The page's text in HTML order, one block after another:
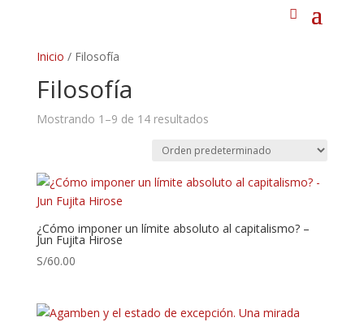
Inicio / Filosofía
Filosofía
Mostrando 1–9 de 14 resultados
¿Cómo imponer un límite absoluto al capitalismo? –
Jun Fujita Hirose
S/60.00